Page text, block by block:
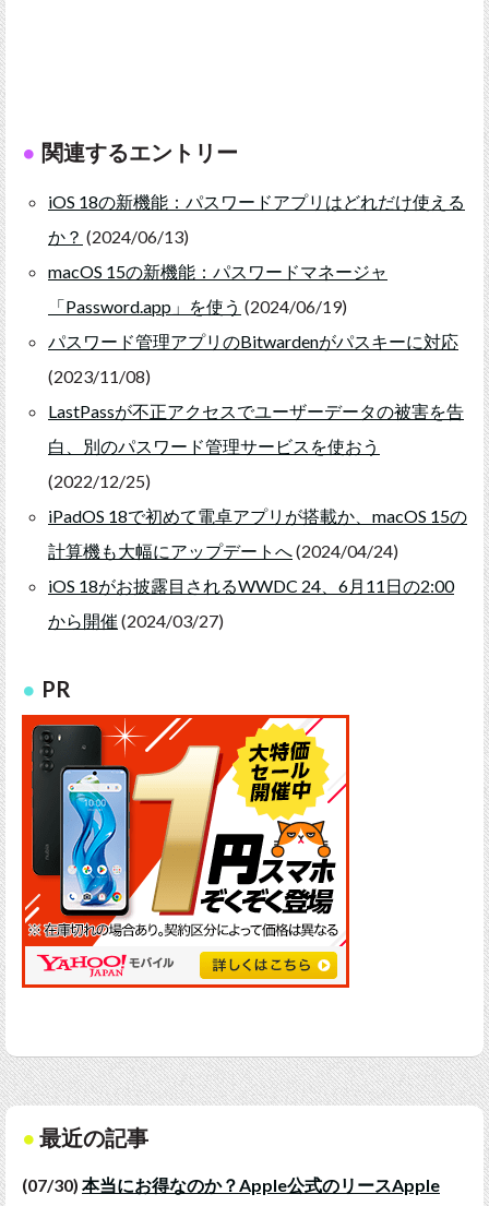
関連するエントリー
iOS 18の新機能：パスワードアプリはどれだけ使える
か？ (2024/06/13)
macOS 15の新機能：パスワードマネージャ
「Password.app」を使う (2024/06/19)
パスワード管理アプリのBitwardenがパスキーに対応
(2023/11/08)
LastPassが不正アクセスでユーザーデータの被害を告
白、別のパスワード管理サービスを使おう
(2022/12/25)
iPadOS 18で初めて電卓アプリが搭載か、macOS 15の
計算機も大幅にアップデートへ(2024/04/24)
iOS 18がお披露目されるWWDC 24、6月11日の2:00
から開催 (2024/03/27)
PR
最近の記事
(07/30) 本当にお得なのか？Apple公式のリースApple